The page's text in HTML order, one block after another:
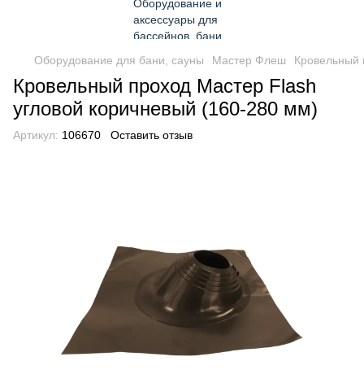
Оборудование для бани, сауны Мастер Флеш Кровельный
Кровельный проход Мастер Flash
угловой коричневый (160-280 мм)
Артикул: 106670 Оставить отзыв